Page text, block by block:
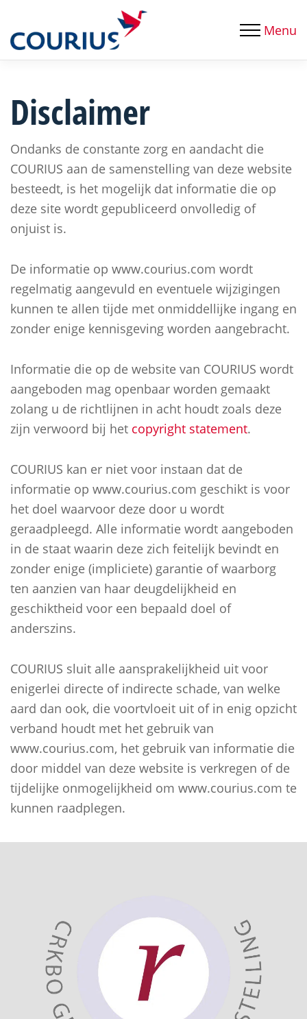
Menu
Disclaimer
Ondanks de constante zorg en aandacht die
COURIUS aan de samenstelling van deze website
besteedt, is het mogelijk dat informatie die op
deze site wordt gepubliceerd onvolledig of
onjuist is.
De informatie op www.courius.com wordt
regelmatig aangevuld en eventuele wijzigingen
kunnen te allen tijde met onmiddellijke ingang en
zonder enige kennisgeving worden aangebracht.
Informatie die op de website van COURIUS wordt
aangeboden mag openbaar worden gemaakt
zolang u de richtlijnen in acht houdt zoals deze
zijn verwoord bij het copyright statement.
COURIUS kan er niet voor instaan dat de
informatie op www.courius.com geschikt is voor
het doel waarvoor deze door u wordt
geraadpleegd. Alle informatie wordt aangeboden
in de staat waarin deze zich feitelijk bevindt en
zonder enige (impliciete) garantie of waarborg
ten aanzien van haar deugdelijkheid en
geschiktheid voor een bepaald doel of
anderszins.
COURIUS sluit alle aansprakelijkheid uit voor
enigerlei directe of indirecte schade, van welke
aard dan ook, die voortvloeit uit of in enig opzicht
verband houdt met het gebruik van
www.courius.com, het gebruik van informatie die
door middel van deze website is verkregen of de
tijdelijke onmogelijkheid om www.courius.com te
kunnen raadplegen.